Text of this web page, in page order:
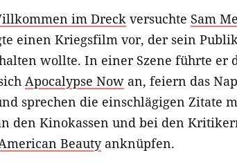
im Dreck versuchte Sam
einen Kriegsfilm vor, der sein
wollte. In einer Szene führte er
Apocalypse Now an, feiern das
sprechen die einschlägigen Zitate
den Kinokassen und bei den
Beautyanknüpfen.